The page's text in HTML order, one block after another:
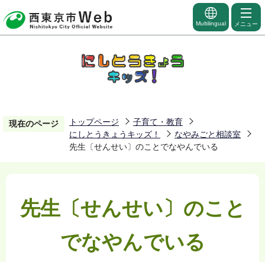
の
頭
Multilingual メニュー
現在のページ トップページ
子育て・教育
にしとうきょうキッズ！
なやみごと相談室
先生〔せんせい〕のことでなやんでいる
先生〔せんせい〕のこと
でなやんでいる